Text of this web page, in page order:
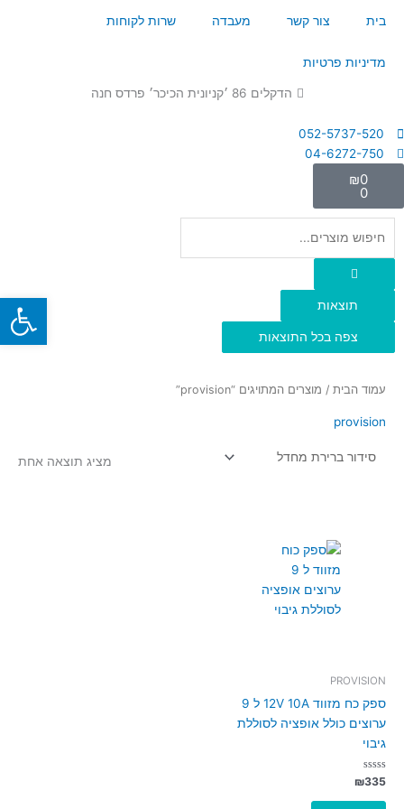
לתוכן
בית צור קשר מעבדה שרות לקוחות
מדיניות פרטיות
הדקלים 86 ׳קניונית הכיכר׳ פרדס חנה
052-5737-520
04-6272-750
₪0
0
עגלת
קניות
תוצאות
צפה בכל התוצאות
עמוד הבית / מוצרים המתויגים “provision”
provision
מציג תוצאה אחת
PROVISION
ספק כח מזווד 12V 10A ל 9
ערוצים כולל אופציה לסוללת
גיבוי
דורג
מתוך
₪335